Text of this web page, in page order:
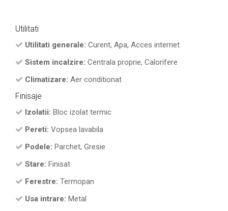
Utilitati
Utilitati generale: Curent, Apa, Acces internet
Sistem incalzire: Centrala proprie, Calorifere
Climatizare: Aer conditionat
Finisaje
Izolatii: Bloc izolat termic
Pereti: Vopsea lavabila
Podele: Parchet, Gresie
Stare: Finisat
Ferestre: Termopan
Usa intrare: Metal